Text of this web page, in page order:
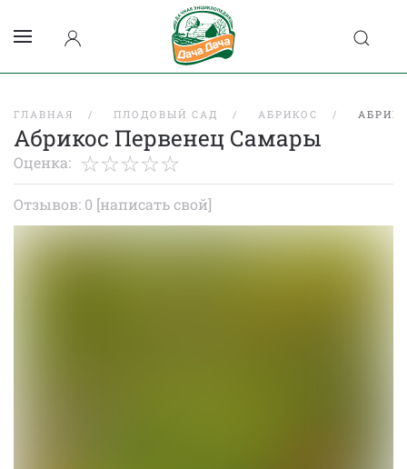
ГЛАВНАЯ ПЛОДОВЫЙ САД АБРИКОС
Абрикос Первенец Самары
Оценка:
Отзывов: 0 [написать свой]